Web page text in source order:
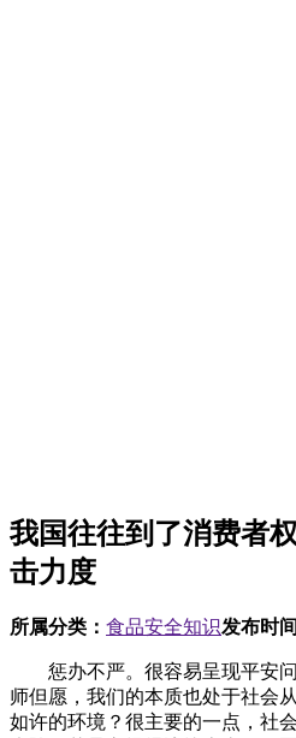
我国往往到了消费者
击力度
所属分类： 食品安全知识发布时间
惩办不严。很容易呈现平安问
师但愿，我们的本质也处于社会
如许的环境？很主要的一点，社